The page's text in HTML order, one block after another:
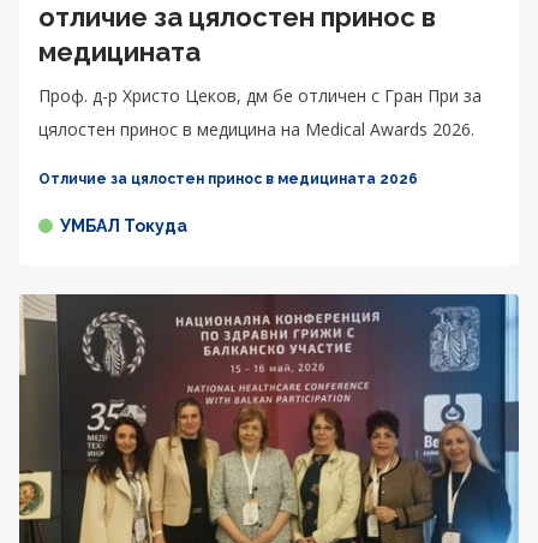
отличие за цялостен принос в
медицината
Проф. д-р Христо Цеков, дм бе отличен с Гран При за
цялостен принос в медицина на Medical Awards 2026.
Отличие за цялостен принос в медицината 2026
УМБАЛ Токуда